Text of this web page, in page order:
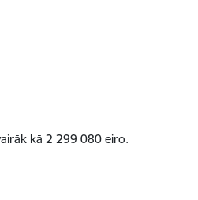
kā 2 299 080 eiro.